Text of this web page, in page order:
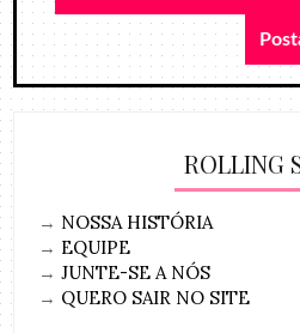
ROLLING
→ NOSSA HISTÓRIA
→ EQUIPE
→JUNTE-SE A NÓS
→ QUERO SAIR NO SITE